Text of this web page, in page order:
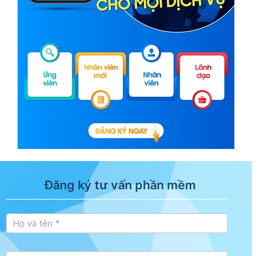
Đăng ký tư vấn phần mềm
Tư vấn
sidebar